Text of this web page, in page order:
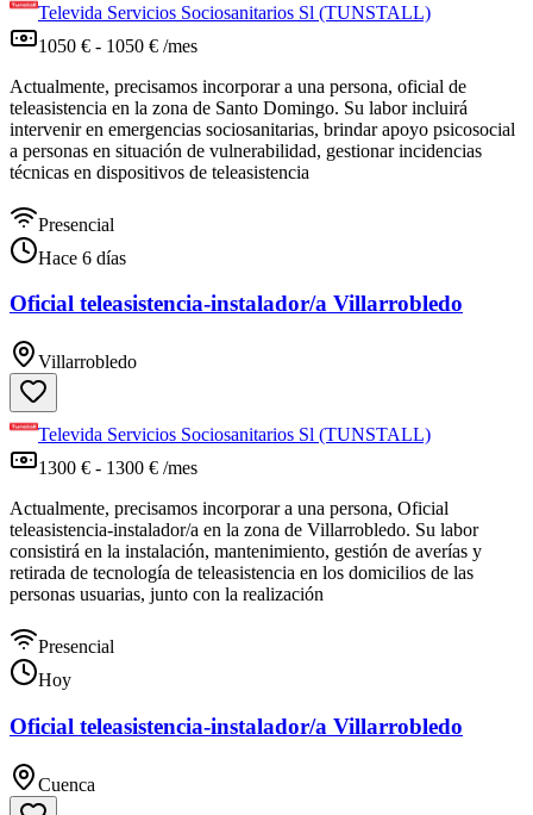
Televida Servicios Sociosanitarios Sl (TUNSTALL)
1050 € - 1050 € /mes
Actualmente, precisamos incorporar a una persona, oficial de
teleasistencia en la zona de Santo Domingo. Su labor incluirá
intervenir en emergencias sociosanitarias, brindar apoyo psicosocial
a personas en situación de vulnerabilidad, gestionar incidencias
técnicas en dispositivos de teleasistencia
Presencial
Hace 6 días
Oficial teleasistencia-instalador/a Villarrobledo
Villarrobledo
Televida Servicios Sociosanitarios Sl (TUNSTALL)
1300 € - 1300 € /mes
Actualmente, precisamos incorporar a una persona, Oficial
teleasistencia-instalador/a en la zona de Villarrobledo. Su labor
consistirá en la instalación, mantenimiento, gestión de averías y
retirada de tecnología de teleasistencia en los domicilios de las
personas usuarias, junto con la realización
Presencial
Hoy
Oficial teleasistencia-instalador/a Villarrobledo
Cuenca